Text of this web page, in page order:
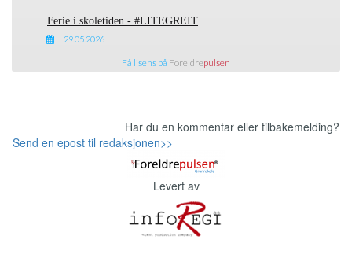
Ferie i skoletiden - #LITEGREIT
29.05.2026
Få lisens på Foreldrepulsen
Har du en kommentar eller tilbakemelding?
Send en epost til redaksjonen>>
Levert av